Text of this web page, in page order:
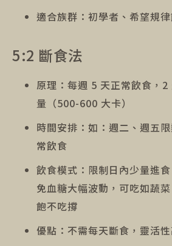
適合族群：初學者、希望規
5:2 斷食法
原理：每週 5 天正常飲食，
量（500-600 大卡）
時間安排：如：週二、週五
常飲食
飲食模式：限制日內少量進
免血糖大幅波動，可吃如蔬
飽不吃撐
優點：不需每天斷食，靈活